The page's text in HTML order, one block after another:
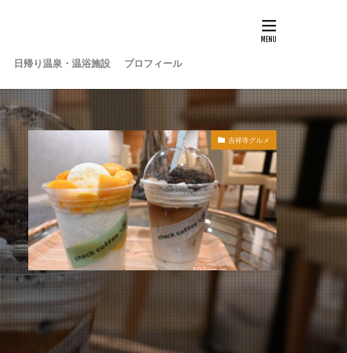
日帰り温泉・温浴施設 プロフィール
吉祥寺グルメ